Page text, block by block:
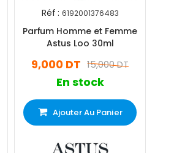
Réf : 6192001376483
Parfum Homme et Femme
Astus Loo 30ml
15,000 DT
9,000 DT
En stock
Ajouter Au Panier